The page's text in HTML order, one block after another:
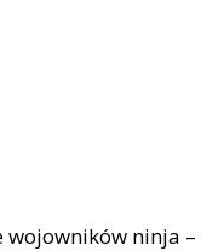
wojowników ninja –